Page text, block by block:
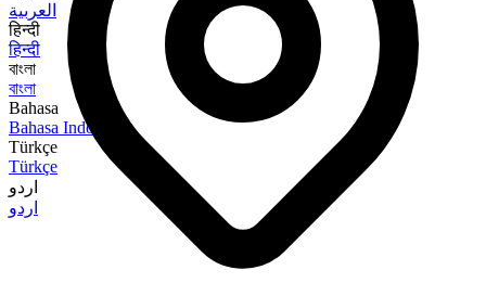
العربية
हिन्दी
हिन्दी
বাংলা
বাংলা
Bahasa
Bahasa Indonesia
Türkçe
Türkçe
اردو
اردو